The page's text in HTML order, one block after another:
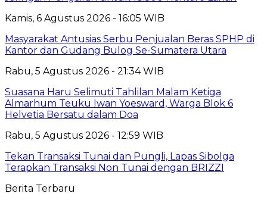
Kamis, 6 Agustus 2026 - 16:05 WIB
Masyarakat Antusias Serbu Penjualan Beras SPHP di
Kantor dan Gudang Bulog Se-Sumatera Utara
Rabu, 5 Agustus 2026 - 21:34 WIB
Suasana Haru Selimuti Tahlilan Malam Ketiga
Almarhum Teuku Iwan Yoesward, Warga Blok 6
Helvetia Bersatu dalam Doa
Rabu, 5 Agustus 2026 - 12:59 WIB
Tekan Transaksi Tunai dan Pungli, Lapas Sibolga
Terapkan Transaksi Non Tunai dengan BRIZZI
Berita Terbaru